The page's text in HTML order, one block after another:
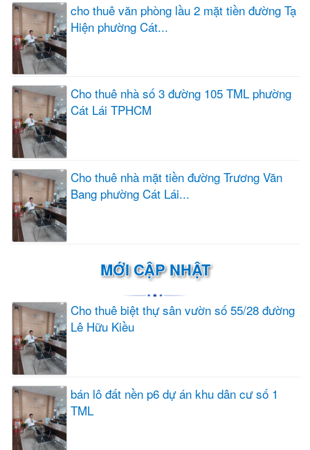
cho thuê văn phòng lầu 2 mặt tiền đường Tạ
Hiện phường Cát...
Cho thuê nhà số 3 đường 105 TML phường
Cát Lái TPHCM
Cho thuê nhà mặt tiền đường Trương Văn
Bang phường Cát Lái...
MỚI CẬP NHẬT
Cho thuê biệt thự sân vườn số 55/28 đường
Lê Hữu Kiều
bán lô đất nền p6 dự án khu dân cư số 1
TML